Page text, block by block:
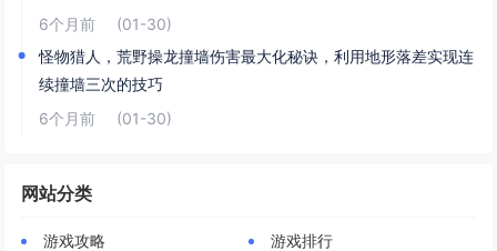
6个月前
(01-30)
怪物猎人，荒野操龙撞墙伤害最大化秘诀，利用地形落差实现连
续撞墙三次的技巧
6个月前
(01-30)
网站分类
游戏攻略
游戏排行